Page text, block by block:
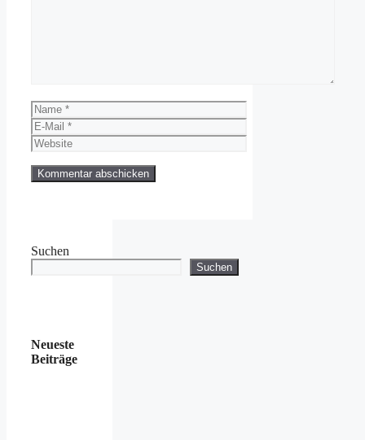
Name
E-
Mail
Website
Suchen
Suchen
Neueste
Beiträge